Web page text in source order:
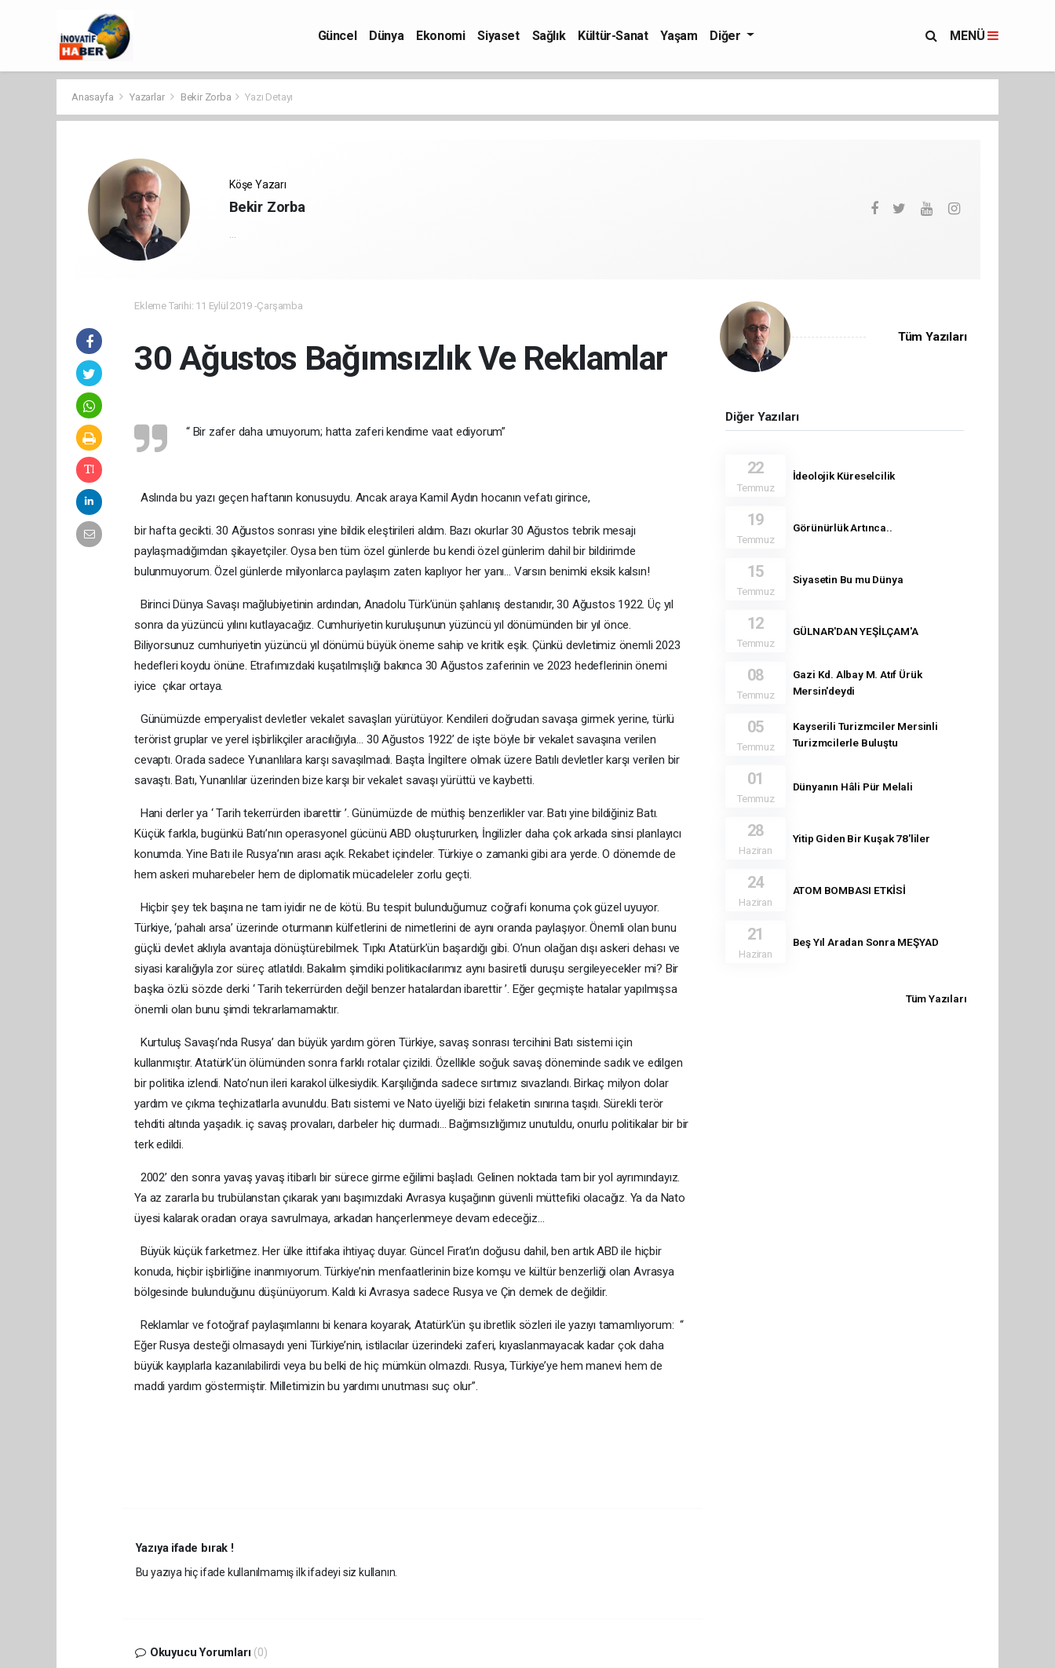
Güncel Dünya Ekonomi Siyaset Sağlık Kültür-Sanat Yaşam Diğer MENÜ
Anasayfa Yazarlar Bekir Zorba Yazı Detayı
Köşe Yazarı
Bekir Zorba
Ekleme Tarihi: 11 Eylül 2019 -Çarşamba
30 Ağustos Bağımsızlık Ve Reklamlar
“ Bir zafer daha umuyorum; hatta zaferi kendime vaat ediyorum”
Aslında bu yazı geçen haftanın konusuydu. Ancak araya Kamil Aydın hocanın vefatı girince,
bir hafta gecikti. 30 Ağustos sonrası yine bildik eleştirileri aldım. Bazı okurlar 30 Ağustos tebrik mesajı
paylaşmadığımdan şikayetçiler. Oysa ben tüm özel günlerde bu kendi özel günlerim dahil bir bildirimde
bulunmuyorum. Özel günlerde milyonlarca paylaşım zaten kaplıyor her yanı… Varsın benimki eksik kalsın!
Birinci Dünya Savaşı mağlubiyetinin ardından, Anadolu Türk’ünün şahlanış destanıdır, 30 Ağustos 1922. Üç yıl
sonra da yüzüncü yılını kutlayacağız. Cumhuriyetin kuruluşunun yüzüncü yıl dönümünden bir yıl önce.
Biliyorsunuz cumhuriyetin yüzüncü yıl dönümü büyük öneme sahip ve kritik eşik. Çünkü devletimiz önemli 2023
hedefleri koydu önüne. Etrafımızdaki kuşatılmışlığı bakınca 30 Ağustos zaferinin ve 2023 hedeflerinin önemi
iyice çıkar ortaya.
Günümüzde emperyalist devletler vekalet savaşları yürütüyor. Kendileri doğrudan savaşa girmek yerine, türlü
terörist gruplar ve yerel işbirlikçiler aracılığıyla… 30 Ağustos 1922’ de işte böyle bir vekalet savaşına verilen
cevaptı. Orada sadece Yunanlılara karşı savaşılmadı. Başta İngiltere olmak üzere Batılı devletler karşı verilen bir
savaştı. Batı, Yunanlılar üzerinden bize karşı bir vekalet savaşı yürüttü ve kaybetti.
Hani derler ya ‘ Tarih tekerrürden ibarettir ’. Günümüzde de müthiş benzerlikler var. Batı yine bildiğiniz Batı.
Küçük farkla, bugünkü Batı’nın operasyonel gücünü ABD oluştururken, İngilizler daha çok arkada sinsi planlayıcı
konumda. Yine Batı ile Rusya’nın arası açık. Rekabet içindeler. Türkiye o zamanki gibi ara yerde. O dönemde de
hem askeri muharebeler hem de diplomatik mücadeleler zorlu geçti.
Hiçbir şey tek başına ne tam iyidir ne de kötü. Bu tespit bulunduğumuz coğrafi konuma çok güzel uyuyor.
Türkiye, ‘pahalı arsa’ üzerinde oturmanın külfetlerini de nimetlerini de aynı oranda paylaşıyor. Önemli olan bunu
güçlü devlet aklıyla avantaja dönüştürebilmek. Tıpkı Atatürk’ün başardığı gibi. O’nun olağan dışı askeri dehası ve
siyasi karalığıyla zor süreç atlatıldı. Bakalım şimdiki politikacılarımız aynı basiretli duruşu sergileyecekler mi? Bir
başka özlü sözde derki ‘ Tarih tekerrürden değil benzer hatalardan ibarettir ’. Eğer geçmişte hatalar yapılmışsa
önemli olan bunu şimdi tekrarlamamaktır.
Kurtuluş Savaşı’nda Rusya’ dan büyük yardım gören Türkiye, savaş sonrası tercihini Batı sistemi için
kullanmıştır. Atatürk’ün ölümünden sonra farklı rotalar çizildi. Özellikle soğuk savaş döneminde sadık ve edilgen
bir politika izlendi. Nato’nun ileri karakol ülkesiydik. Karşılığında sadece sırtımız sıvazlandı. Birkaç milyon dolar
yardım ve çıkma teçhizatlarla avunuldu. Batı sistemi ve Nato üyeliği bizi felaketin sınırına taşıdı. Sürekli terör
tehditi altında yaşadık. iç savaş provaları, darbeler hiç durmadı… Bağımsızlığımız unutuldu, onurlu politikalar bir bir
terk edildi.
2002’ den sonra yavaş yavaş itibarlı bir sürece girme eğilimi başladı. Gelinen noktada tam bir yol ayrımındayız.
Ya az zararla bu trubülanstan çıkarak yanı başımızdaki Avrasya kuşağının güvenli müttefiki olacağız. Ya da Nato
üyesi kalarak oradan oraya savrulmaya, arkadan hançerlenmeye devam edeceğiz…
Büyük küçük farketmez. Her ülke ittifaka ihtiyaç duyar. Güncel Fırat’ın doğusu dahil, ben artık ABD ile hiçbir
konuda, hiçbir işbirliğine inanmıyorum. Türkiye’nin menfaatlerinin bize komşu ve kültür benzerliği olan Avrasya
bölgesinde bulunduğunu düşünüyorum. Kaldı ki Avrasya sadece Rusya ve Çin demek de değildir.
Reklamlar ve fotoğraf paylaşımlarını bi kenara koyarak, Atatürk’ün şu ibretlik sözleri ile yazıyı tamamlıyorum: “
Eğer Rusya desteği olmasaydı yeni Türkiye’nin, istilacılar üzerindeki zaferi, kıyaslanmayacak kadar çok daha
büyük kayıplarla kazanılabilirdi veya bu belki de hiç mümkün olmazdı. Rusya, Türkiye’ye hem manevi hem de
maddi yardım göstermiştir. Milletimizin bu yardımı unutması suç olur”.
Yazıya ifade bırak !
Bu yazıya hiç ifade kullanılmamış ilk ifadeyi siz kullanın.
Okuyucu Yorumları (0)
Tüm Yazıları
Diğer Yazıları
22
Temmuz
İdeolojik Küreselcilik
19
Temmuz
Görünürlük Artınca..
15
Temmuz
Siyasetin Bu mu Dünya
12
Temmuz
GÜLNAR'DAN YEŞİLÇAM'A
08
Temmuz
Gazi Kd. Albay M. Atıf Ürük
Mersin'deydi
05
Temmuz
Kayserili Turizmciler Mersinli
Turizmcilerle Buluştu
01
Temmuz
Dünyanın Hâli Pür Melali
28
Haziran
Yitip Giden Bir Kuşak 78'liler
24
Haziran
ATOM BOMBASI ETKİSİ
21
Haziran
Beş Yıl Aradan Sonra MEŞYAD
Tüm Yazıları